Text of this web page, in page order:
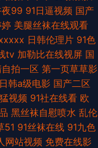
99 91日逼视频 国产
美腿丝袜在线观看
日韩伦理片 91色
tv 加勒比在线视屏 国
拍一区 第一页草草影
日韩a级电影 国产二区
视频 91社在线看 欧
黑丝袜自慰喷水 乱伦
51 91丝袜在线 91九色
网站视频 免费在线影